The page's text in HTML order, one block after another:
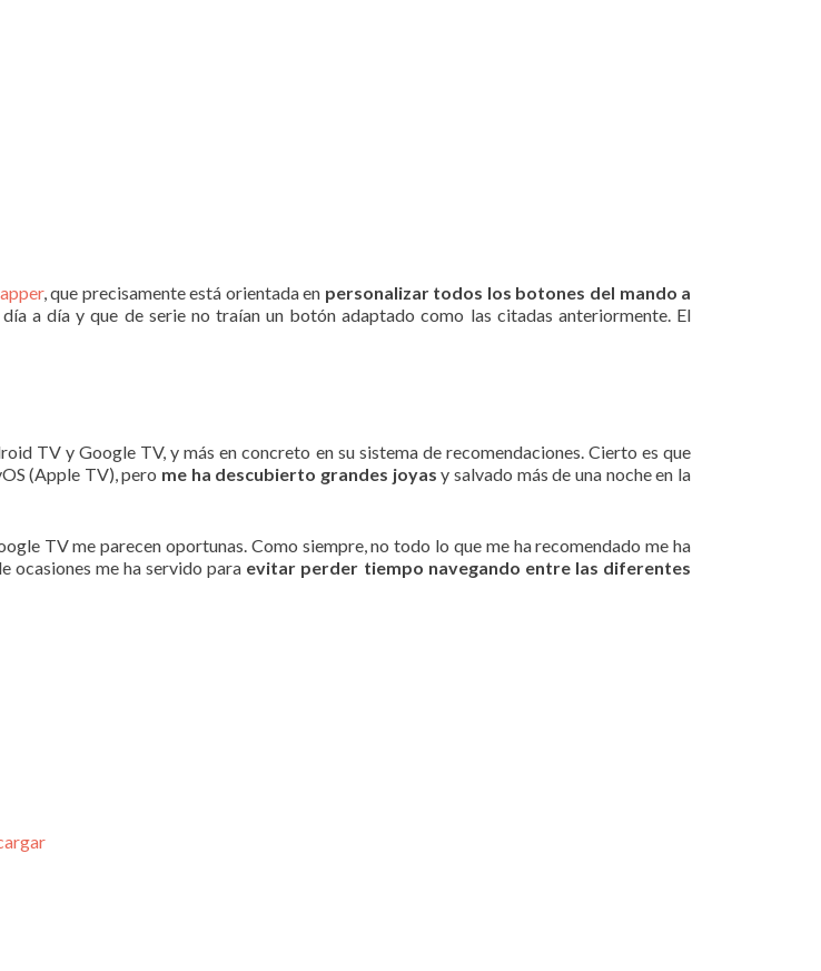
, que precisamente está orientada en personalizar todos los botones del mando a
a día y que de serie no traían un botón adaptado como las citadas anteriormente. El
TV y Google TV, y más en concreto en su sistema de recomendaciones. Cierto es que
(Apple TV), pero me ha descubierto grandes joyas y salvado más de una noche en la
TV me parecen oportunas. Como siempre, no todo lo que me ha recomendado me ha
ocasiones me ha servido para evitar perder tiempo navegando entre las diferentes